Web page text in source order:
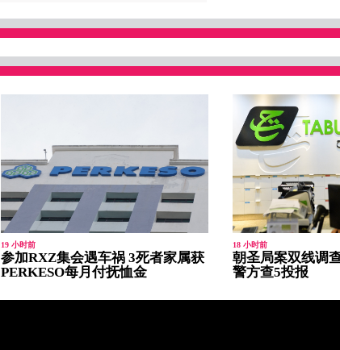
19 小时前
参加RXZ集会遇车祸 3死者家属获
PERKESO每月付抚恤金
18 小时前
朝圣局案双线调
警方查5投报